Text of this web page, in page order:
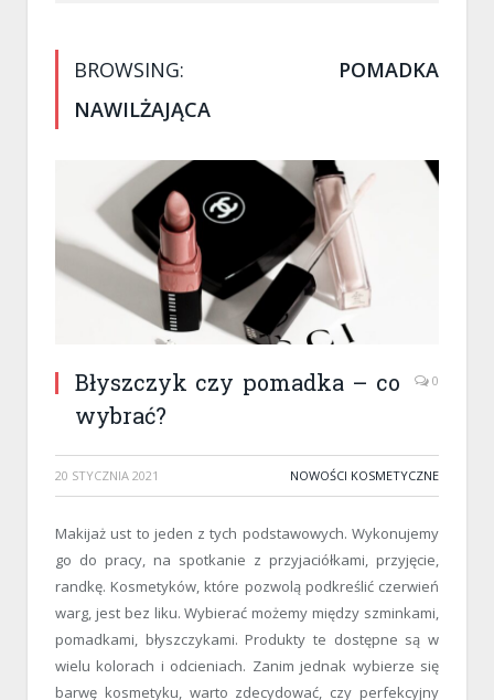
BROWSING:
POMADKA
NAWILŻAJĄCA
Błyszczyk czy pomadka – co
wybrać?
0
20 STYCZNIA 2021 NOWOŚCI KOSMETYCZNE
Makijaż ust to jeden z tych podstawowych. Wykonujemy
go do pracy, na spotkanie z przyjaciółkami, przyjęcie,
randkę. Kosmetyków, które pozwolą podkreślić czerwień
warg, jest bez liku. Wybierać możemy między szminkami,
pomadkami, błyszczykami. Produkty te dostępne są w
wielu kolorach i odcieniach. Zanim jednak wybierze się
barwę kosmetyku, warto zdecydować, czy perfekcyjny